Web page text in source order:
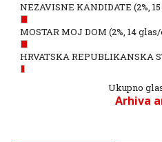
NEZAVISNE KANDIDATE (2%,
MOSTAR MOJ DOM (2%, 14
HRVATSKA REPUBLIKANSKA
Ukupno
Arhiva